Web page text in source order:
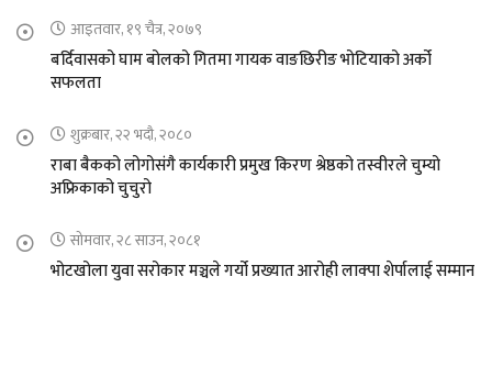
आइतवार, १९ चैत्र, २०७९
बर्दिवासको घाम बोलको गितमा गायक वाङछिरीङ भोटियाको अर्को
सफलता
शुक्रबार, २२ भदौ, २०८०
राबा बैकको लोगोसंगै कार्यकारी प्रमुख किरण श्रेष्ठको तस्वीरले चुम्यो
अफ्रिकाको चुचुरो
सोमवार, २८ साउन, २०८१
भोटखोला युवा सरोकार मञ्चले गर्यो प्रख्यात आरोही लाक्पा शेर्पालाई सम्मान